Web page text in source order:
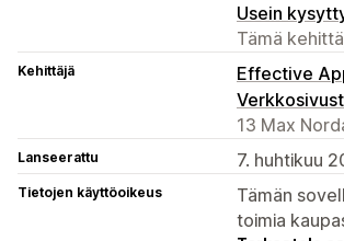
Usein
Tämä
Kehittäjä
Effective
13 Max
Lanseerattu 7. huhtikuu
Tietojen käyttöoikeus
Tämän
toimia